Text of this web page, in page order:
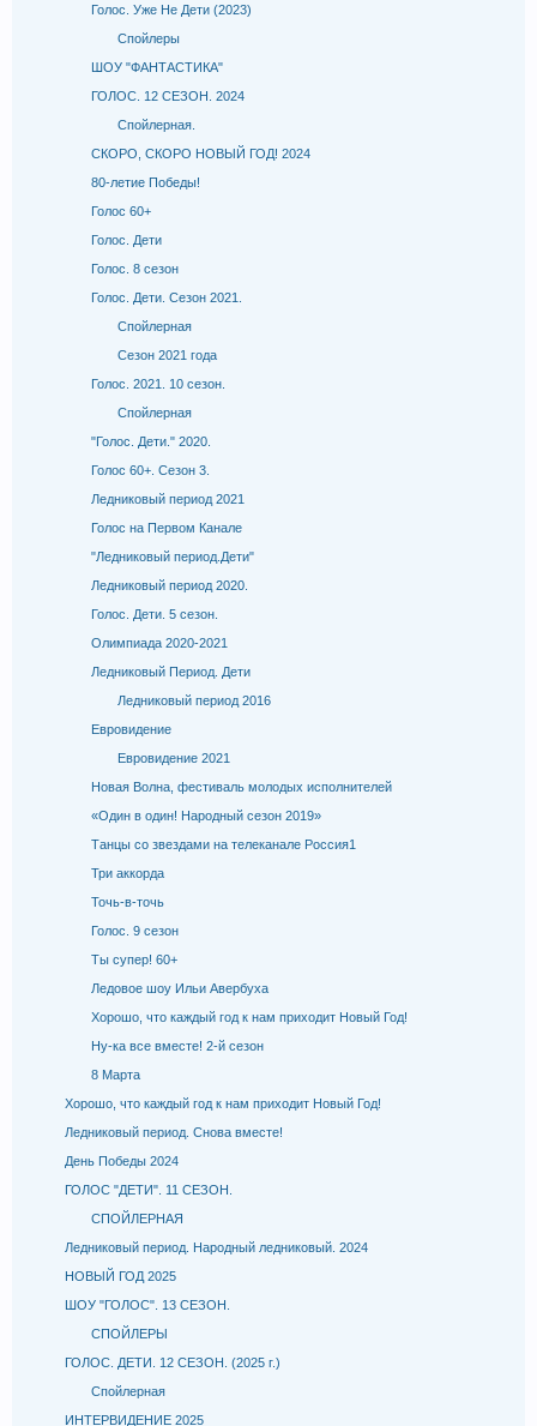
Голос. Уже Не Дети (2023)
Спойлеры
ШОУ "ФАНТАСТИКА"
ГОЛОС. 12 СЕЗОН. 2024
Спойлерная.
СКОРО, СКОРО НОВЫЙ ГОД! 2024
80-летие Победы!
Голос 60+
Голос. Дети
Голос. 8 сезон
Голос. Дети. Сезон 2021.
Спойлерная
Сезон 2021 года
Голос. 2021. 10 сезон.
Спойлерная
"Голос. Дети." 2020.
Голос 60+. Cезон 3.
Ледниковый период 2021
Голос на Первом Канале
"Ледниковый период.Дети"
Ледниковый период 2020.
Голос. Дети. 5 сезон.
Олимпиада 2020-2021
Ледниковый Период. Дети
Ледниковый период 2016
Евровидение
Евровидение 2021
Новая Волна, фестиваль молодых исполнителей
«Один в один! Народный сезон 2019»
Танцы со звездами на телеканале Россия1
Три аккорда
Точь-в-точь
Голос. 9 сезон
Ты супер! 60+
Ледовое шоу Ильи Авербуха
Хорошо, что каждый год к нам приходит Новый Год!
Ну-ка все вместе! 2-й сезон
8 Марта
Хорошо, что каждый год к нам приходит Новый Год!
Ледниковый период. Снова вместе!
День Победы 2024
ГОЛОС "ДЕТИ". 11 СЕЗОН.
СПОЙЛЕРНАЯ
Ледниковый период. Народный ледниковый. 2024
НОВЫЙ ГОД 2025
ШОУ "ГОЛОС". 13 СЕЗОН.
СПОЙЛЕРЫ
ГОЛОС. ДЕТИ. 12 СЕЗОН. (2025 г.)
Спойлерная
ИНТЕРВИДЕНИЕ 2025